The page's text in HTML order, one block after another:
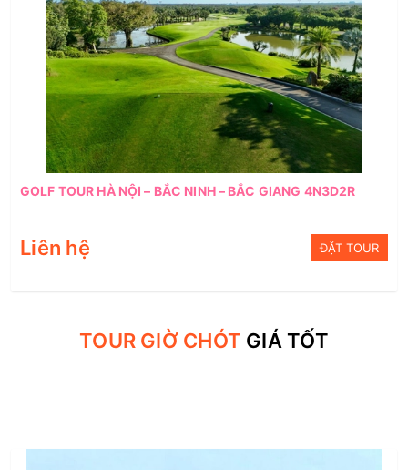
GOLF TOUR HÀ NỘI – BẮC NINH – BẮC GIANG 4N3D2R
Liên hệ ĐẶT TOUR
TOUR GIỜ CHÓT GIÁ TỐT